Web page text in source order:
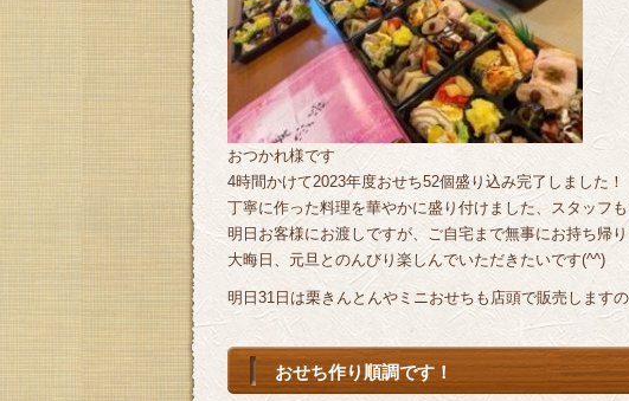
おつかれ様です
4時間かけて2023年度おせち52個盛り込み完了しました！
丁寧に作った料理を華やかに盛り付けました、スタッフ
明日お客様にお渡しですが、ご自宅まで無事にお持ち帰り
大晦日、元旦とのんびり楽しんでいただきたいです(^^)
明日31日は栗きんとんやミニおせちも店頭で販売します
おせち作り順調です！